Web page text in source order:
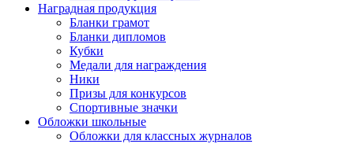
Наградная продукция
Бланки грамот
Бланки дипломов
Кубки
Медали для награждения
Ники
Призы для конкурсов
Спортивные значки
Обложки школьные
Обложки для классных журналов